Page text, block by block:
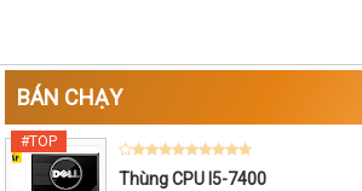
BÁN CHẠY
Thùng CPU I5-7400